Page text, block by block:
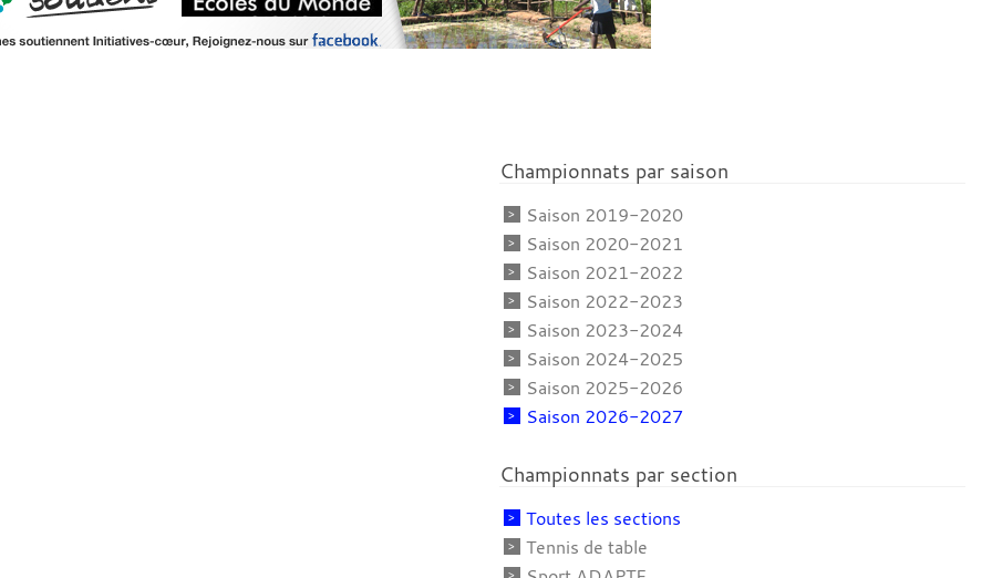
Championnats par saison
Saison 2019-2020
Saison 2020-2021
Saison 2021-2022
Saison 2022-2023
Saison 2023-2024
Saison 2024-2025
Saison 2025-2026
Saison 2026-2027
Championnats par section
Toutes les sections
Tennis de table